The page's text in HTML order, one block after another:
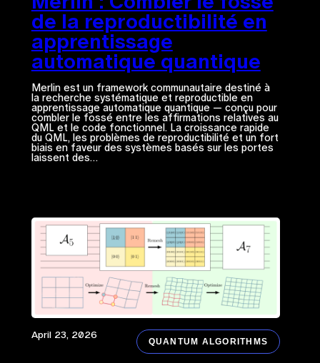
de la reproductibilité en
apprentissage
automatique quantique
Merlin est un framework communautaire destiné à
la recherche systématique et reproductible en
apprentissage automatique quantique — conçu pour
combler le fossé entre les affirmations relatives au
QML et le code fonctionnel. La croissance rapide
du QML, les problèmes de reproductibilité et un fort
biais en faveur des systèmes basés sur les portes
laissent des…
April 23, 2026
QUANTUM ALGORITHMS